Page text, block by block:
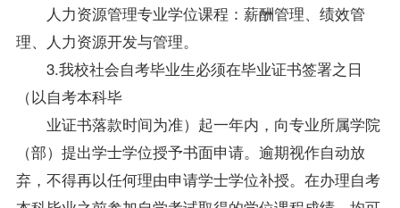
人力资源管理专业学位课程：薪酬管理、绩效管
理、人力资源开发与管理。
3.我校社会自考毕业生必须在毕业证书签署之日
（以自考本科毕
业证书落款时间为准）起一年内，向专业所属学院
（部）提出学士学位授予书面申请。逾期视作自动放
弃，不得再以任何理由申请学士学位补授。在办理自考